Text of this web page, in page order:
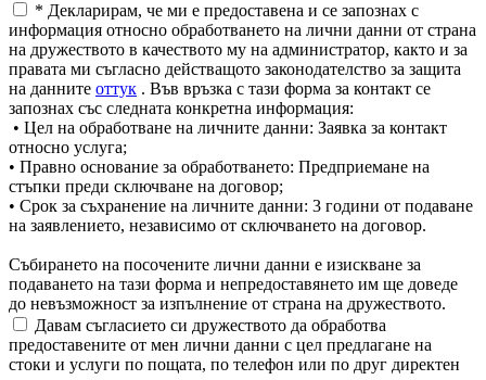
* Декларирам, че ми е предоставена и се запознах с
информация относно обработването на лични данни от страна
на дружеството в качеството му на администратор, както и за
правата ми съгласно действащото законодателство за защита
на данните оттук . Във връзка с тази форма за контакт се
запознах със следната конкретна информация:
• Цел на обработване на личните данни: Заявка за контакт
относно услуга;
• Правно основание за обработването: Предприемане на
стъпки преди сключване на договор;
• Срок за съхранение на личните данни: 3 години от подаване
на заявлението, независимо от сключването на договор.
Събирането на посочените лични данни е изискване за
подаването на тази форма и непредоставянето им ще доведе
до невъзможност за изпълнение от страна на дружеството.
Давам съгласието си дружеството да обработва
предоставените от мен лични данни с цел предлагане на
стоки и услуги по пощата, по телефон или по друг директен